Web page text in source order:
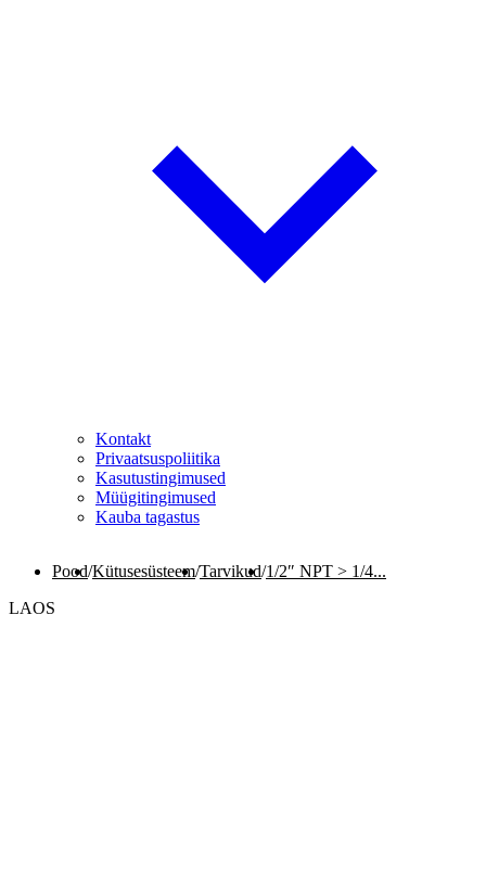
Kontakt
Privaatsuspoliitika
Kasutustingimused
Müügitingimused
Kauba tagastus
Pood/Kütusesüsteem/Tarvikud/1/2″ NPT > 1/4...
LAOS